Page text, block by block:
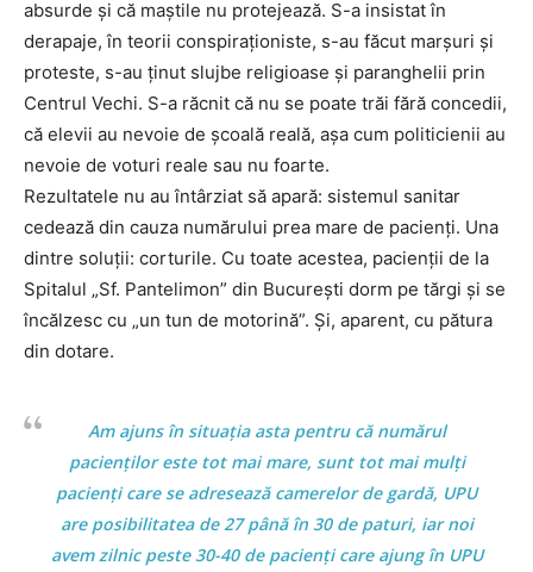
absurde și că maștile nu protejează. S-a insistat în
derapaje, în teorii conspiraționiste, s-au făcut marșuri și
proteste, s-au ținut slujbe religioase și paranghelii prin
Centrul Vechi. S-a răcnit că nu se poate trăi fără concedii,
că elevii au nevoie de școală reală, așa cum politicienii au
nevoie de voturi reale sau nu foarte.
Rezultatele nu au întârziat să apară: sistemul sanitar
cedează din cauza numărului prea mare de pacienți. Una
dintre soluții: corturile. Cu toate acestea, pacienții de la
Spitalul „Sf. Pantelimon” din București dorm pe tărgi și se
încălzesc cu „un tun de motorină”. Și, aparent, cu pătura
din dotare.
Am ajuns în situația asta pentru că numărul
pacienților este tot mai mare, sunt tot mai mulți
pacienți care se adresează camerelor de gardă, UPU
are posibilitatea de 27 până în 30 de paturi, iar noi
avem zilnic peste 30-40 de pacienți care ajung în UPU